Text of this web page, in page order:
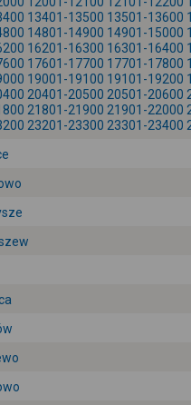
13401-13500 13501-13600
14801-14900 14901-15000
16201-16300 16301-16400
17601-17700 17701-17800
19001-19100 19101-19200
20401-20500 20501-20600
21801-21900 21901-22000
23201-23300 23301-23400